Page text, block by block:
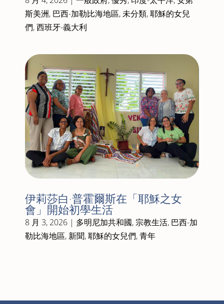
斯美洲, 巴西-加勒比海地區,未分類,耶穌的女兒
們,西班牙-義大利
伊莉莎白·普霍爾斯在「耶穌之女
會」開始初學生活
8 月 3, 2026| 多明尼加共和國,宗教生活, 巴西-加
勒比海地區, 新聞,耶穌的女兒們,青年